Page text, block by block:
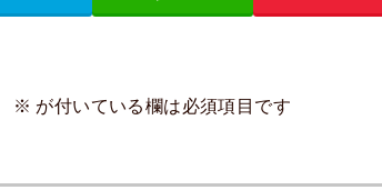
※ が付いている欄は必須項目です